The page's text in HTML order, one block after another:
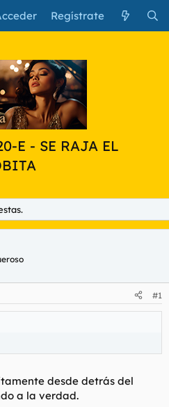
Regístrate
E - SE RAJA EL
#1
desde detrás del
a la verdad.